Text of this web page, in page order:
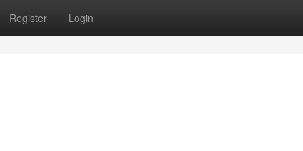
Register Login